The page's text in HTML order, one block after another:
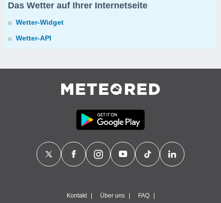
Das Wetter auf Ihrer Internetseite
Wetter-Widget
Wetter-API
Kontakt Über uns FAQ